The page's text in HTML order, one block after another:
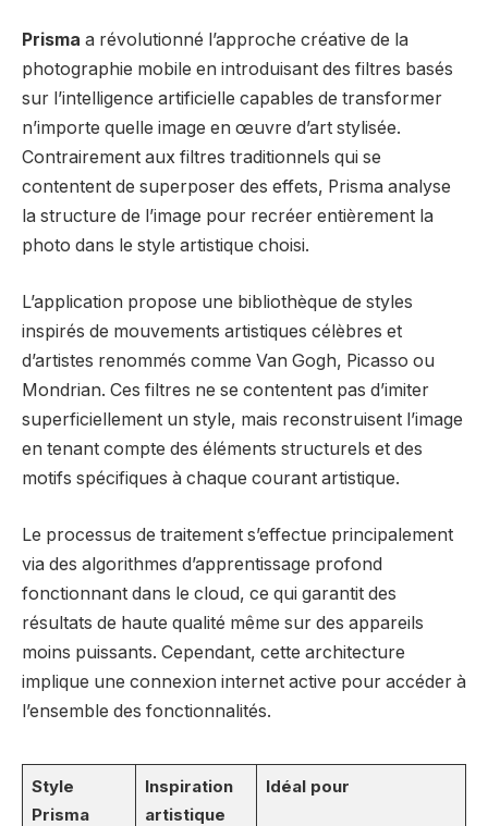
Prisma a révolutionné l’approche créative de la
photographie mobile en introduisant des filtres basés
sur l’intelligence artificielle capables de transformer
n’importe quelle image en œuvre d’art stylisée.
Contrairement aux filtres traditionnels qui se
contentent de superposer des effets, Prisma analyse
la structure de l’image pour recréer entièrement la
photo dans le style artistique choisi.
L’application propose une bibliothèque de styles
inspirés de mouvements artistiques célèbres et
d’artistes renommés comme Van Gogh, Picasso ou
Mondrian. Ces filtres ne se contentent pas d’imiter
superficiellement un style, mais reconstruisent l’image
en tenant compte des éléments structurels et des
motifs spécifiques à chaque courant artistique.
Le processus de traitement s’effectue principalement
via des algorithmes d’apprentissage profond
fonctionnant dans le cloud, ce qui garantit des
résultats de haute qualité même sur des appareils
moins puissants. Cependant, cette architecture
implique une connexion internet active pour accéder à
l’ensemble des fonctionnalités.
Style
Prisma
Inspiration
artistique
Idéal pour